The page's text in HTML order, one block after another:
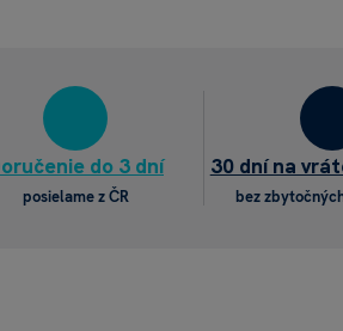
do 3 dní
posielame z ČR
30 dní na
bez